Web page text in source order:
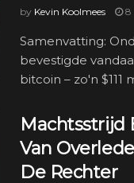
by Kevin Koolmees 8
Samenvatting:
bevestigde
bitcoin – zo'n $111
Machtsstrijd
Van
De Rechter